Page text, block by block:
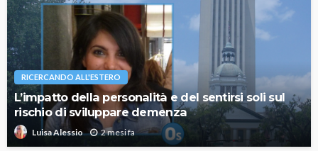
RICERCANDO ALL'ESTERO
L’impatto della personalità e del sentirsi soli sul
rischio di sviluppare demenza
Luisa Alessio 2 mesi fa